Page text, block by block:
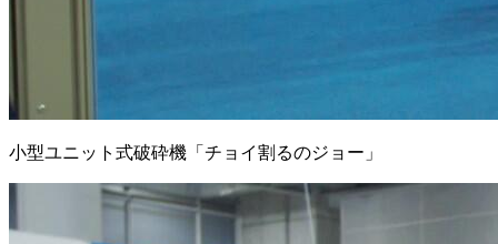
小型ユニット式破砕機「チョイ割るのジョー」